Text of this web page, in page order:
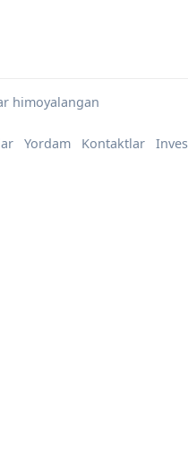
himoyalangan
Yordam Kontaktlar